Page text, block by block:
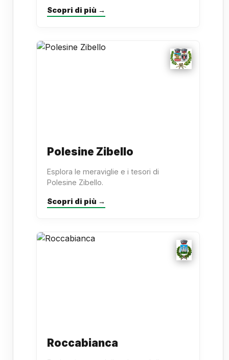
Scopri di più →
Polesine Zibello
Esplora le meraviglie e i tesori di
Polesine Zibello.
Scopri di più →
Roccabianca